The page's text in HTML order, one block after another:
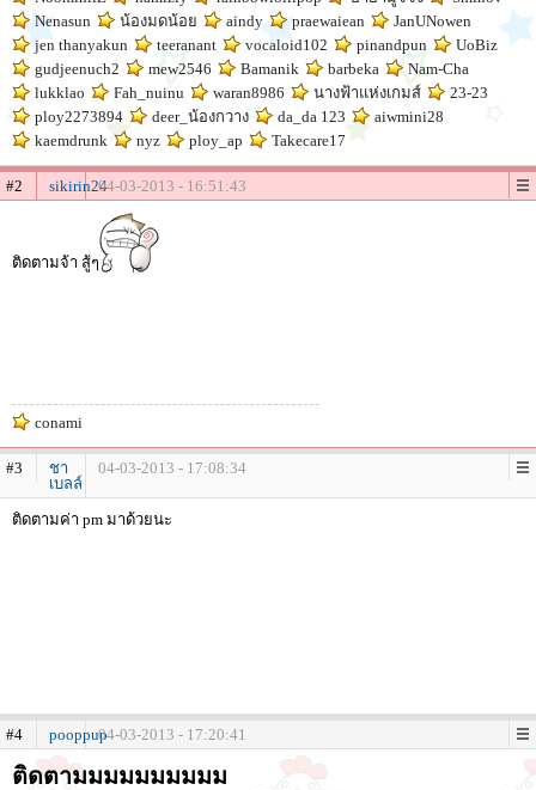
Nenasun
น้องมดน้อย aindy praewaiean
JanUNowen
jen thanyakun
teeranant vocaloid102 pinandpun
UoBiz
gudjeenuch2
mew2546 Bamanik barbeka
Nam-Cha
lukklao
Fah_nuinu waran8986 นางฟ้าแห่งเกมส์
23-23
ploy2273894
deer_น้องกวาง da_da 123
aiwmini28
kaemdrunk
nyz ploy_ap Takecare17
#2 sikirin2404-03-2013 - 16:51:43
ติดตามจ้า สู้ๆ
conami
#3
ชา
เบลล์
04-03-2013 - 17:08:34
ติดตามค่า pm มาด้วยนะ
#4 pooppup04-03-2013 - 17:20:41
ติดตามมมมมมมมมม